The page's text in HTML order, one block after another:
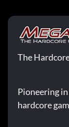
The
Pioneering
hardcore